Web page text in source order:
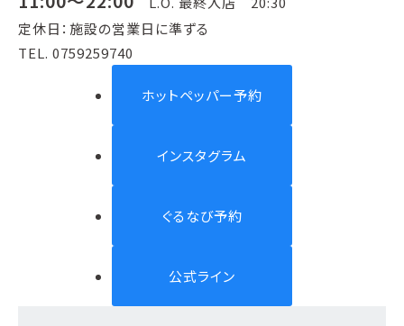
定休日：施設の営業日に準ずる
TEL. 0759259740
ホットペッパー予約
インスタグラム
ぐるなび予約
公式ライン